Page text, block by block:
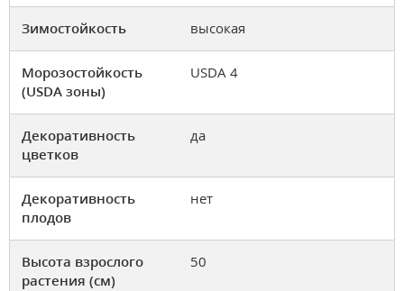
Зимостойкость высокая
Морозостойкость
(USDA зоны)
USDA 4
Декоративность
цветков
да
Декоративность
плодов
нет
Высота взрослого
растения (см)
50